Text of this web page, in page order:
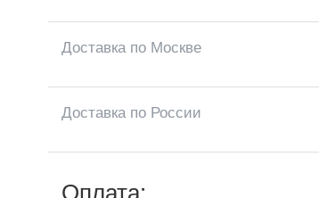
Доставка по Москве
Доставка по России
Оплата: